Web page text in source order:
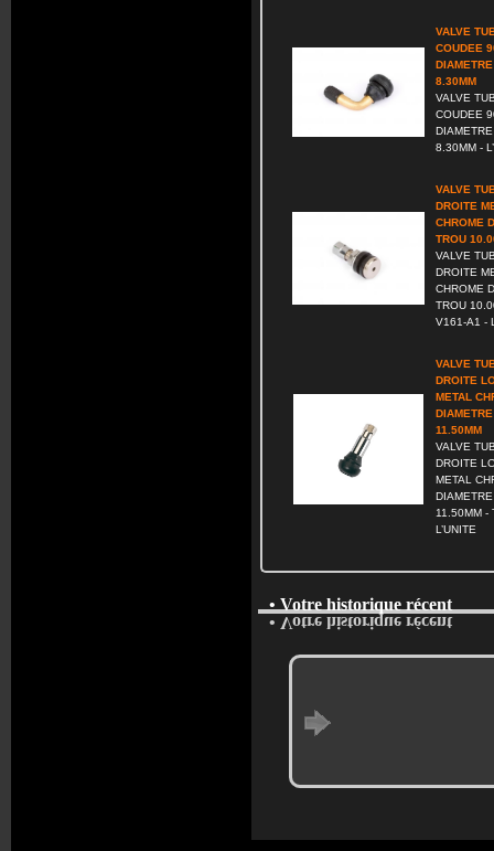
VALVE
COUDEE
8.30MM
VALVE
COUDEE
8.30MM -
VALVE
DROITE
CHROME
TROU
VALVE
DROITE
CHROME
TROU
V161-A1 -
VALVE
DROITE
METAL
11.50MM
VALVE
DROITE
METAL
11.50MM -
L’UNITE
• Votre historique récent
• Votre historique récent